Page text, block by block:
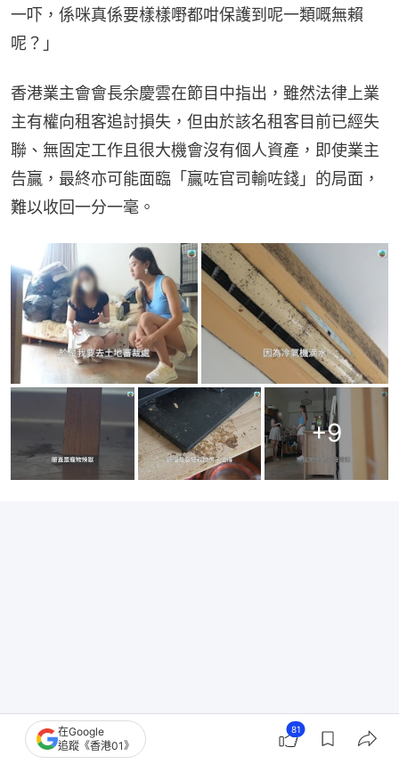
一吓，係咪真係要樣樣嘢都咁保護到呢一類嘅無賴
呢？」
香港業主會會長余慶雲在節目中指出，雖然法律上業
主有權向租客追討損失，但由於該名租客目前已經失
聯、無固定工作且很大機會沒有個人資產，即使業主
告贏，最終亦可能面臨「贏咗官司輸咗錢」的局面，
難以收回一分一毫。
+9
在Google
追蹤《香港01》
81